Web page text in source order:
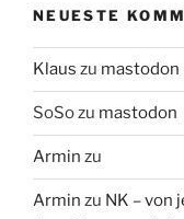
NEUESTE
Klaus zu mastodon
SoSozu mastodon
Armin zu
Armin zu NK – von